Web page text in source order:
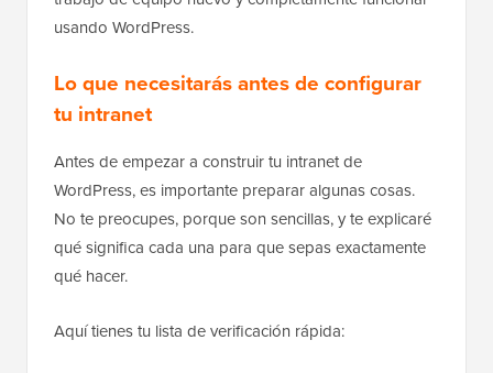
usando WordPress.
Lo que necesitarás antes de configurar
tu intranet
Antes de empezar a construir tu intranet de
WordPress, es importante preparar algunas cosas.
No te preocupes, porque son sencillas, y te explicaré
qué significa cada una para que sepas exactamente
qué hacer.
Aquí tienes tu lista de verificación rápida: